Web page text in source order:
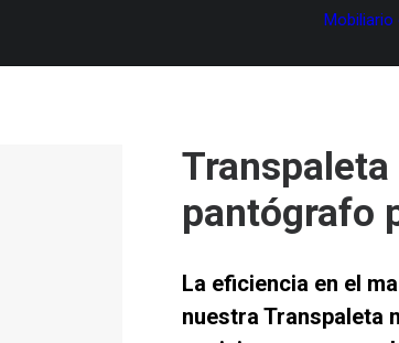
Mobiliario
pantógrafo
La eficiencia en el
nuestra Transpaleta